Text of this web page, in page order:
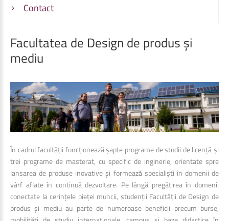
Contact
Facultatea de Design de produs și
mediu
În cadrul facultății funcționează șapte programe de studii de licență și
trei programe de masterat, cu specific de inginerie, orientate spre
lansarea de produse inovative și formează specialiști în domenii de
vârf aflate în continuă dezvoltare. Pe lângă pregătirea în domenii
conectate la cerințele pieței muncii, studenții Facultății de Design de
produs și mediu au parte de numeroase beneficii precum burse,